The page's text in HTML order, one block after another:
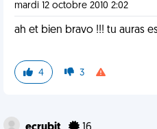
mardi 12 octobre 2010 2:02
ah et bien bravo !!! tu auras
4 3